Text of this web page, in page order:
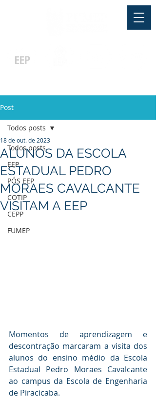
Post
Todos posts
EEP
PÓS EEP
COTIP
CEPP
FUMEP
Todos posts
ALUNOS DA ESCOLA
ESTADUAL PEDRO
MORAES CAVALCANTE
VISITAM A EEP
18 de out. de 2023
Momentos de aprendizagem e
descontração marcaram a visita dos
alunos do ensino médio da Escola
Estadual Pedro Moraes Cavalcante
ao campus da Escola de Engenharia
de Piracicaba.